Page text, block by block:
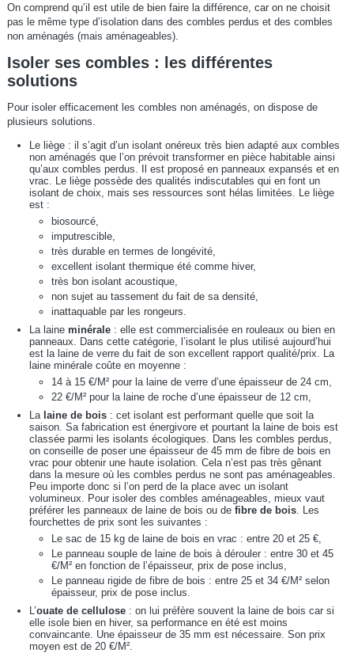
On comprend qu’il est utile de bien faire la différence, car on ne choisit
pas le même type d’isolation dans des combles perdus et des combles
non aménagés (mais aménageables).
Isoler ses combles : les différentes
solutions
Pour isoler efficacement les combles non aménagés, on dispose de
plusieurs solutions.
Le liège : il s’agit d’un isolant onéreux très bien adapté aux combles
non aménagés que l’on prévoit transformer en pièce habitable ainsi
qu’aux combles perdus. Il est proposé en panneaux expansés et en
vrac. Le liège possède des qualités indiscutables qui en font un
isolant de choix, mais ses ressources sont hélas limitées. Le liège
est :
biosourcé,
imputrescible,
très durable en termes de longévité,
excellent isolant thermique été comme hiver,
très bon isolant acoustique,
non sujet au tassement du fait de sa densité,
inattaquable par les rongeurs.
La laine minérale: elle est commercialisée en rouleaux ou bien en
panneaux. Dans cette catégorie, l’isolant le plus utilisé aujourd’hui
est la laine de verre du fait de son excellent rapport qualité/prix. La
laine minérale coûte en moyenne :
14 à 15 €/M² pour la laine de verre d’une épaisseur de 24 cm,
22 €/M² pour la laine de roche d’une épaisseur de 12 cm,
La laine de bois: cet isolant est performant quelle que soit la
saison. Sa fabrication est énergivore et pourtant la laine de bois est
classée parmi les isolants écologiques. Dans les combles perdus,
on conseille de poser une épaisseur de 45 mm de fibre de bois en
vrac pour obtenir une haute isolation. Cela n’est pas très gênant
dans la mesure où les combles perdus ne sont pas aménageables.
Peu importe donc si l’on perd de la place avec un isolant
volumineux. Pour isoler des combles aménageables, mieux vaut
préférer les panneaux de laine de bois ou de fibre de bois. Les
fourchettes de prix sont les suivantes :
Le sac de 15 kg de laine de bois en vrac : entre 20 et 25 €,
Le panneau souple de laine de bois à dérouler : entre 30 et 45
€/M² en fonction de l’épaisseur, prix de pose inclus,
Le panneau rigide de fibre de bois : entre 25 et 34 €/M² selon
épaisseur, prix de pose inclus.
L’ouate de cellulose : on lui préfère souvent la laine de bois car si
elle isole bien en hiver, sa performance en été est moins
convaincante. Une épaisseur de 35 mm est nécessaire. Son prix
moyen est de 20 €/M².